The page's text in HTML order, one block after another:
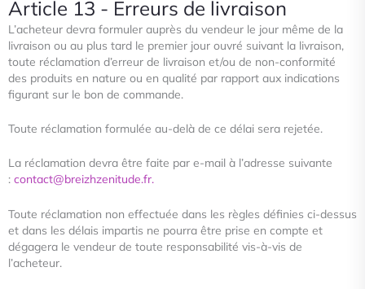
Article 13 - Erreurs de livraison
L’acheteur devra formuler auprès du vendeur le jour même de la
livraison ou au plus tard le premier jour ouvré suivant la livraison,
toute réclamation d’erreur de livraison et/ou de non-conformité
des produits en nature ou en qualité par rapport aux indications
figurant sur le bon de commande.
Toute réclamation formulée au-delà de ce délai sera rejetée.
La réclamation devra être faite par e-mail à l’adresse suivante
: contact@breizhzenitude.fr.
Toute réclamation non effectuée dans les règles définies ci-dessus
et dans les délais impartis ne pourra être prise en compte et
dégagera le vendeur de toute responsabilité vis-à-vis de
l’acheteur.